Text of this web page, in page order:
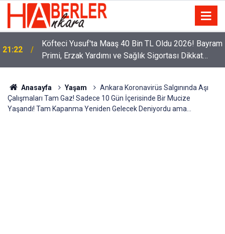
12:33
Sürücüler Dikkat! Yeni Dönemde 3 İhlal Ehliyet
İptaline Neden Olacak
Anasayfa Yaşam
Ankara Koronavirüs Salgınında Aşı
Çalışmaları Tam Gaz! Sadece 10 Gün İçerisinde Bir Mucize
Yaşandı! Tam Kapanma Yeniden Gelecek Deniyordu ama…